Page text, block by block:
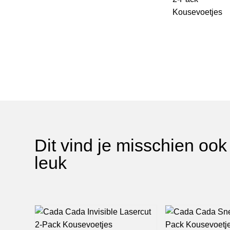
Dit vind je misschien ook
leuk